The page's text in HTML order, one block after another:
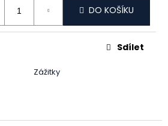
DO KOŠÍKU
Zážitky
Sdílet